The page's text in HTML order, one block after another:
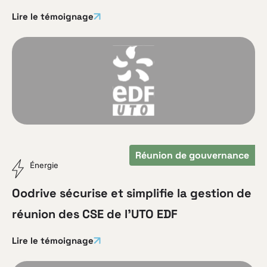
Lire le témoignage
Réunion de gouvernance
Énergie
Oodrive sécurise et simplifie la gestion de
réunion des CSE de l’UTO EDF
Lire le témoignage